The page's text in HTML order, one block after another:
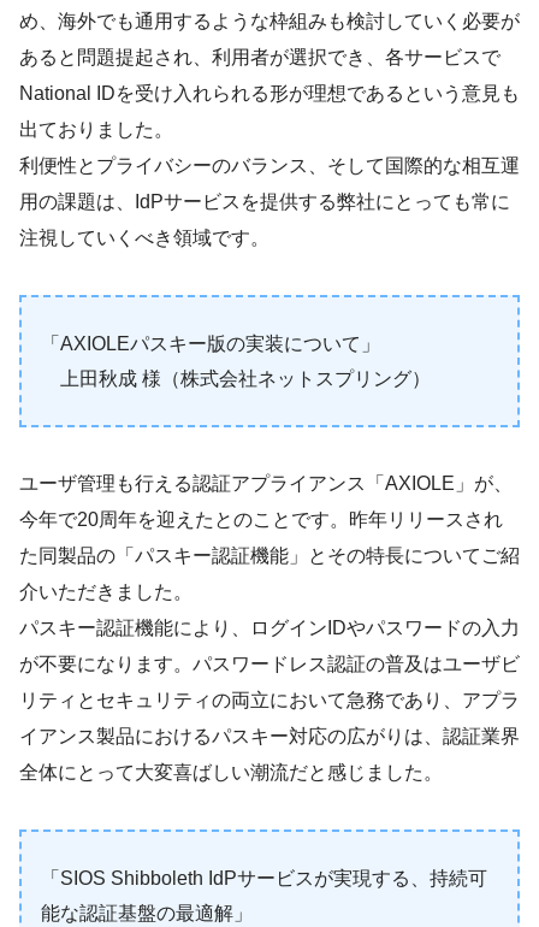
め、海外でも通用するような枠組みも検討していく必要が
あると問題提起され、利用者が選択でき、各サービスで
National IDを受け入れられる形が理想であるという意見も
出ておりました。
利便性とプライバシーのバランス、そして国際的な相互運
用の課題は、IdPサービスを提供する弊社にとっても常に
注視していくべき領域です。
「AXIOLEパスキー版の実装について」
上田秋成 様（株式会社ネットスプリング）
ユーザ管理も行える認証アプライアンス「AXIOLE」が、
今年で20周年を迎えたとのことです。昨年リリースされ
た同製品の「パスキー認証機能」とその特長についてご紹
介いただきました。
パスキー認証機能により、ログインIDやパスワードの入力
が不要になります。パスワードレス認証の普及はユーザビ
リティとセキュリティの両立において急務であり、アプラ
イアンス製品におけるパスキー対応の広がりは、認証業界
全体にとって大変喜ばしい潮流だと感じました。
「SIOS Shibboleth IdPサービスが実現する、持続可
能な認証基盤の最適解」